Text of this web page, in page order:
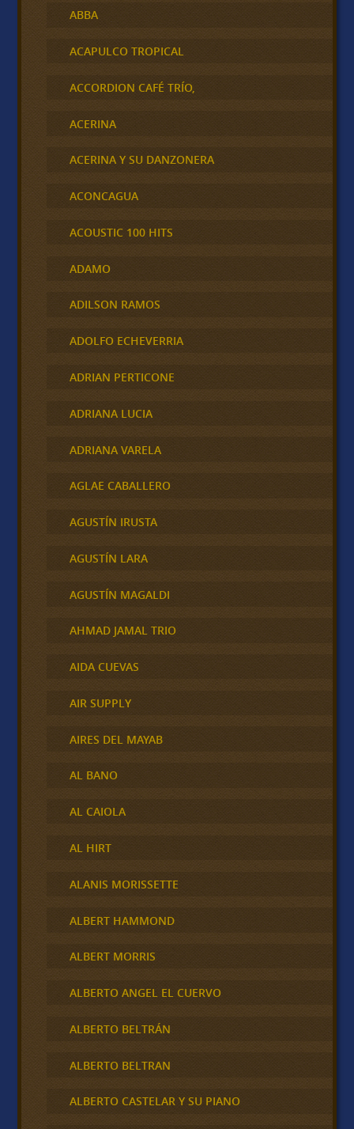
ABBA
ACAPULCO TROPICAL
ACCORDION CAFÉ TRÍO,
ACERINA
ACERINA Y SU DANZONERA
ACONCAGUA
ACOUSTIC 100 HITS
ADAMO
ADILSON RAMOS
ADOLFO ECHEVERRIA
ADRIAN PERTICONE
ADRIANA LUCIA
ADRIANA VARELA
AGLAE CABALLERO
AGUSTÍN IRUSTA
AGUSTÍN LARA
AGUSTÍN MAGALDI
AHMAD JAMAL TRIO
AIDA CUEVAS
AIR SUPPLY
AIRES DEL MAYAB
AL BANO
AL CAIOLA
AL HIRT
ALANIS MORISSETTE
ALBERT HAMMOND
ALBERT MORRIS
ALBERTO ANGEL EL CUERVO
ALBERTO BELTRÁN
ALBERTO BELTRAN
ALBERTO CASTELAR Y SU PIANO